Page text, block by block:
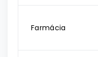
Farmácia